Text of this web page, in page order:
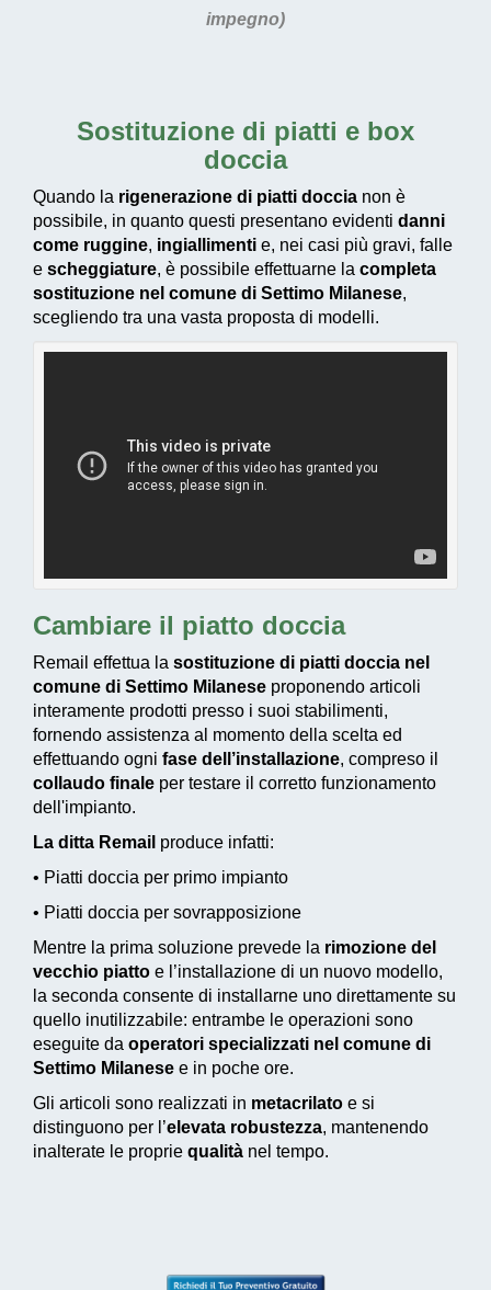
impegno)
Sostituzione di piatti e box
doccia
Quando la rigenerazione di piatti doccia non è
possibile, in quanto questi presentano evidenti danni
come ruggine, ingiallimenti e, nei casi più gravi, falle
e scheggiature, è possibile effettuarne la completa
sostituzione nel comune di Settimo Milanese,
scegliendo tra una vasta proposta di modelli.
Cambiare il piatto doccia
Remail effettua la sostituzione di piatti doccia nel
comune di Settimo Milanese proponendo articoli
interamente prodotti presso i suoi stabilimenti,
fornendo assistenza al momento della scelta ed
effettuando ogni fase dell’installazione, compreso il
collaudo finale per testare il corretto funzionamento
dell'impianto.
La ditta Remail produce infatti:
• Piatti doccia per primo impianto
• Piatti doccia per sovrapposizione
Mentre la prima soluzione prevede la rimozione del
vecchio piatto e l’installazione di un nuovo modello,
la seconda consente di installarne uno direttamente su
quello inutilizzabile: entrambe le operazioni sono
eseguite da operatori specializzati nel comune di
Settimo Milanese e in poche ore.
Gli articoli sono realizzati in metacrilato e si
distinguono per l’elevata robustezza, mantenendo
inalterate le proprie qualità nel tempo.